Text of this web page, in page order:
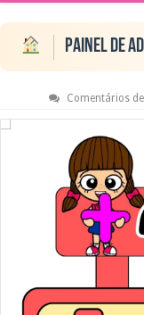
Painel de
Comentários